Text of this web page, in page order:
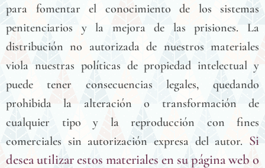
para fomentar el conocimiento de los sistemas
penitenciarios y la mejora de las prisiones. La
distribución no autorizada de nuestros materiales
viola nuestras políticas de propiedad intelectual y
puede tener consecuencias legales, quedando
prohibida la alteración o transformación de
cualquier tipo y la reproducción con fines
comerciales sin autorización expresa del autor. Si
desea utilizar estos materiales en su página web o